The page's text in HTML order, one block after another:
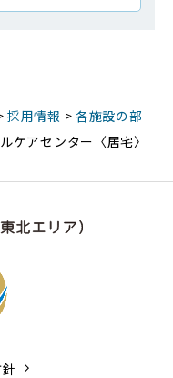
採用情報 > 各施設の部
ケアセンター〈居宅〉